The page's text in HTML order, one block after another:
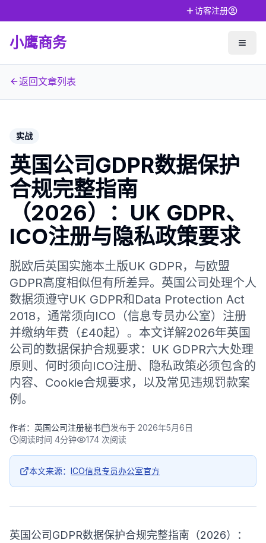
访客注册
小鹰商务
返回文章列表
实战
英国公司GDPR数据保护
合规完整指南
（2026）：UK GDPR、
ICO注册与隐私政策要求
脱欧后英国实施本土版UK GDPR，与欧盟
GDPR高度相似但有所差异。英国公司处理个人
数据须遵守UK GDPR和Data Protection Act
2018，通常须向ICO（信息专员办公室）注册
并缴纳年费（£40起）。本文详解2026年英国
公司的数据保护合规要求：UK GDPR六大处理
原则、何时须向ICO注册、隐私政策必须包含的
内容、Cookie合规要求，以及常见违规罚款案
例。
作者： 英国公司注册秘书 发布于 2026年5月6日
阅读时间 4分钟 174 次阅读
本文来源： ICO信息专员办公室官方
英国公司GDPR数据保护合规完整指南（2026）：